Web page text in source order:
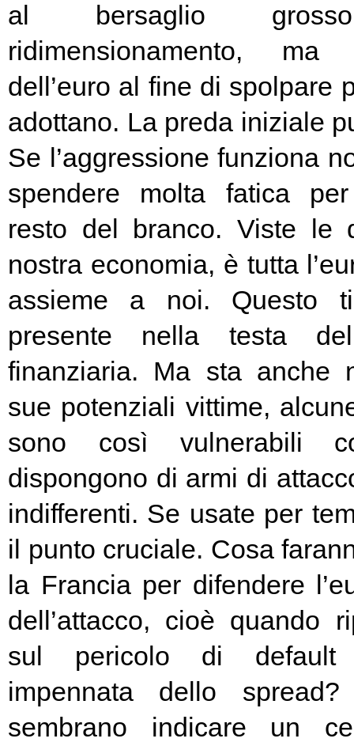
al bersaglio
ridimensionamento,
dell’euro al fine di spolpare
adottano. La preda iniziale
Se l’aggressione funziona
spendere molta fatica
resto del branco. Viste le
nostra economia, è tutta
assieme a noi. Questo
presente nella testa
finanziaria. Ma sta anche
sue potenziali vittime,
sono così vulnerabili
dispongono di armi di
indifferenti. Se usate per
il punto cruciale. Cosa
la Francia per difendere
dell’attacco, cioè quando
sul pericolo di default
impennata dello
sembrano indicare un